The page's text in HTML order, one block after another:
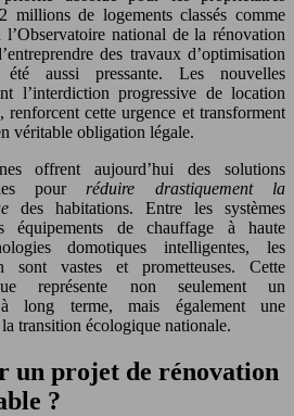
millions de logements classés comme
l’Observatoire national de la rénovation
des travaux d’optimisation
été aussi pressante. Les nouvelles
l’interdiction progressive de location
renforcent cette urgence et transforment
véritable obligation légale.
offrent aujourd’hui des solutions
pour réduire drastiquement la
des habitations. Entre les systèmes
équipements de chauffage à haute
domotiques intelligentes, les
sont vastes et prometteuses. Cette
représente non seulement un
à long terme, mais également une
transition écologique nationale.
un projet de rénovation
?